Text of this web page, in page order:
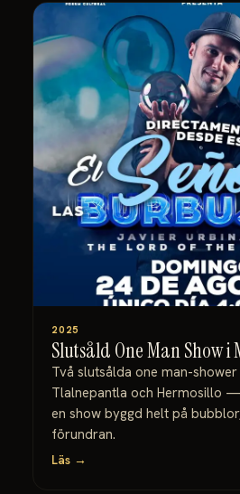
2025
Slutsåld One Man Show i
Två slutsålda one man-
Tlalnepantla och Hermosillo
en show byggd helt på
förundran.
Läs →